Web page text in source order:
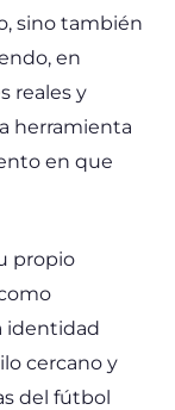
sino también
en
reales y
herramienta
en que
propio
identidad
cercano y
del fútbol